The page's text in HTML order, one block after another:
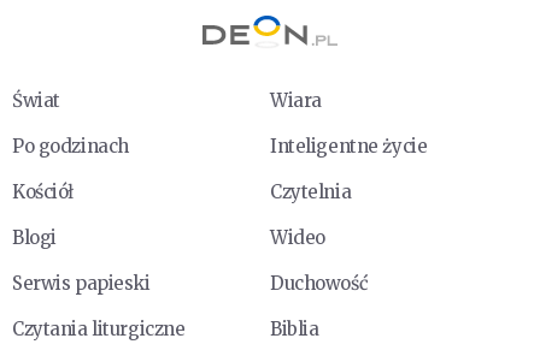
Świat
Wiara
Po godzinach
Inteligentne życie
Kościół
Czytelnia
Blogi
Wideo
Serwis papieski
Duchowość
Czytania liturgiczne
Biblia